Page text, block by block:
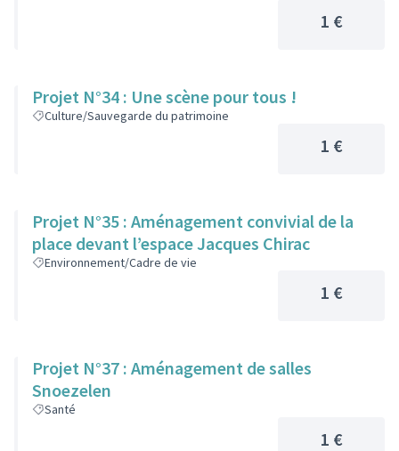
1 €
Projet N°34 : Une scène pour tous !
Culture/Sauvegarde du patrimoine
1 €
Projet N°35 : Aménagement convivial de la
place devant l’espace Jacques Chirac
Environnement/Cadre de vie
1 €
Projet N°37 : Aménagement de salles
Snoezelen
Santé
1 €